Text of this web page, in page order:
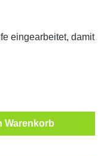
eingearbeitet, damit
Warenkorb